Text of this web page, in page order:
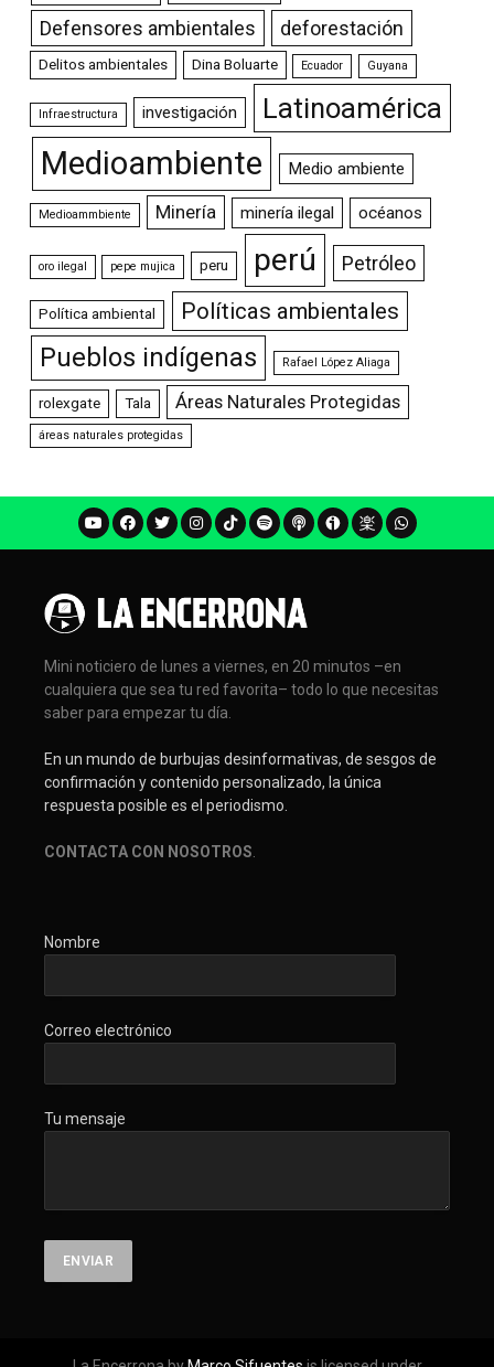
Defensores ambientales deforestación
Delitos ambientales Dina Boluarte Ecuador Guyana
Infraestructura investigación Latinoamérica
Medioambiente Medio ambiente
Medioammbiente Minería minería ilegal océanos
oro ilegal pepe mujica peru perú Petróleo
Política ambiental Políticas ambientales
Pueblos indígenas Rafael López Aliaga
rolexgate Tala Áreas Naturales Protegidas
áreas naturales protegidas
Mini noticiero de lunes a viernes, en 20 minutos –en
cualquiera que sea tu red favorita– todo lo que necesitas
saber para empezar tu día.
En un mundo de burbujas desinformativas, de sesgos de
confirmación y contenido personalizado, la única
respuesta posible es el periodismo.
CONTACTA CON NOSOTROS.
Nombre
Correo electrónico
Tu mensaje